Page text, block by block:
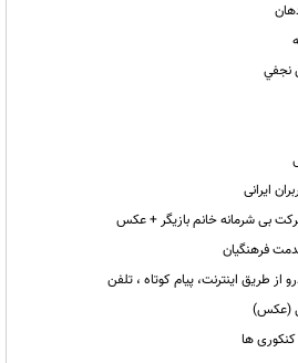
نجفي
بی شرمانه خانم بازیگر + عکس
از طریق اینترنت، پیام کوتاه ، تلفن
(عکس)
ها